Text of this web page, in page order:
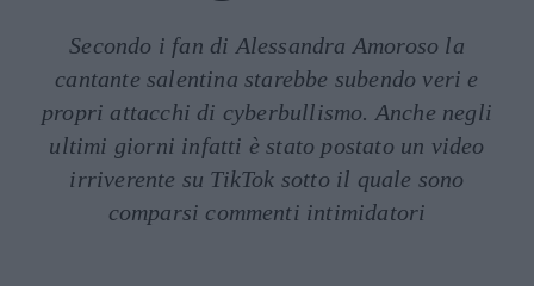
Secondo i fan di Alessandra Amoroso la
cantante salentina starebbe subendo veri e
propri attacchi di cyberbullismo. Anche negli
ultimi giorni infatti è stato postato un video
irriverente su TikTok sotto il quale sono
comparsi commenti intimidatori